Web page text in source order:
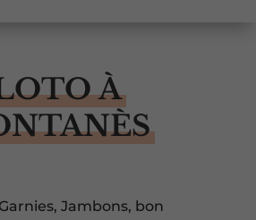
À
Jambons, bon